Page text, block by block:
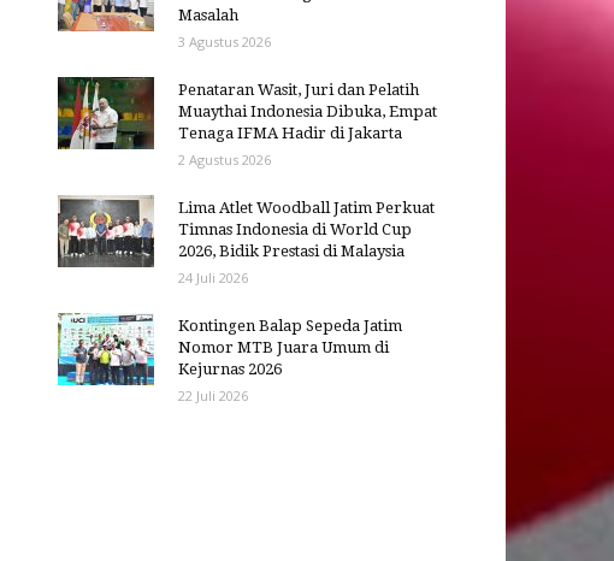
Masalah
3 Agustus 2026
Penataran Wasit, Juri dan Pelatih
Muaythai Indonesia Dibuka, Empat
Tenaga IFMA Hadir di Jakarta
2 Agustus 2026
Lima Atlet Woodball Jatim Perkuat
Timnas Indonesia di World Cup
2026, Bidik Prestasi di Malaysia
24 Juli 2026
Kontingen Balap Sepeda Jatim
Nomor MTB Juara Umum di
Kejurnas 2026
22 Juli 2026